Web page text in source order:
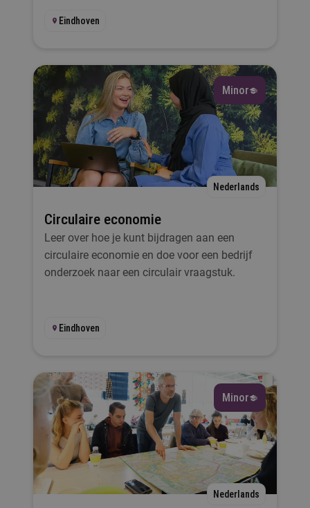
Eindhoven
Minor
Nederlands
Circulaire economie
Leer over hoe je kunt bijdragen aan een
circulaire economie en doe voor een bedrijf
onderzoek naar een circulair vraagstuk.
Eindhoven
Minor
Nederlands